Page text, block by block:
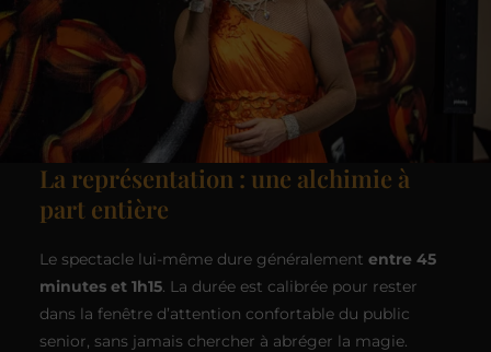
La représentation : une alchimie à
part entière
Le spectacle lui-même dure généralement entre 45
minutes et 1h15. La durée est calibrée pour rester
dans la fenêtre d’attention confortable du public
senior, sans jamais chercher à abréger la magie.